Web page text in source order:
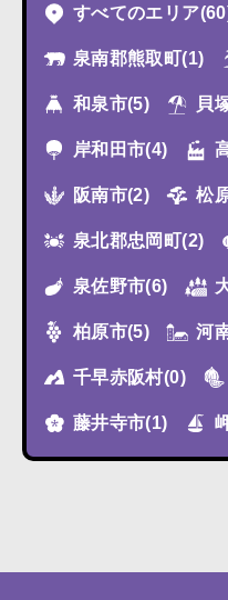
すべてのエリア
泉南郡熊取町(1)
和泉市(5) 貝
岸和田市(4)
阪南市(2) 松
泉北郡忠岡町(2)
泉佐野市(6)
柏原市(5) 河
千早赤阪村(0)
藤井寺市(1)